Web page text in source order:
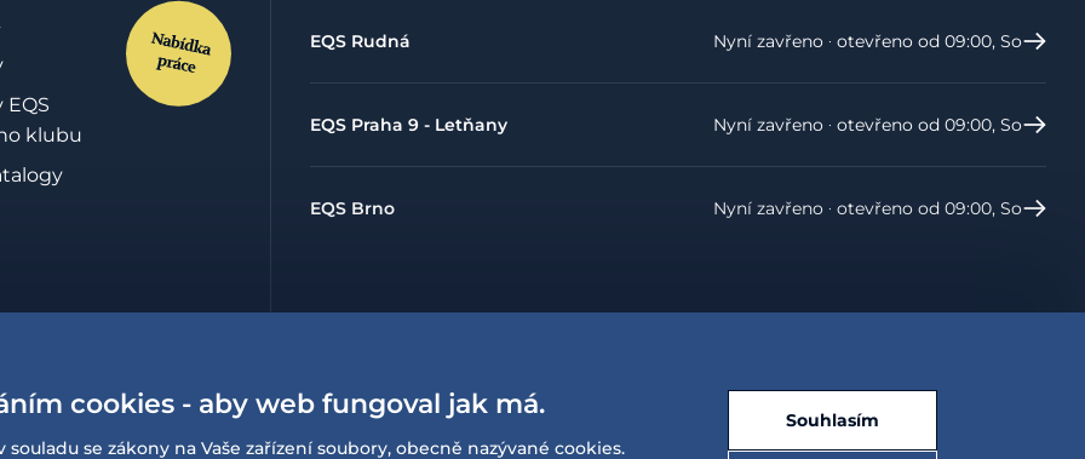
klubu
o
EQS Rudná Nyní zavřeno ‧ otevřeno od 09:00, So
EQS Praha 9 - Letňany Nyní zavřeno ‧ otevřeno od 09:00, So
EQS Brno Nyní zavřeno ‧ otevřeno od 09:00, So
cookies - aby web fungoval jak má.
se zákony na Vaše zařízení soubory, obecně nazývané cookies.
Souhlasím